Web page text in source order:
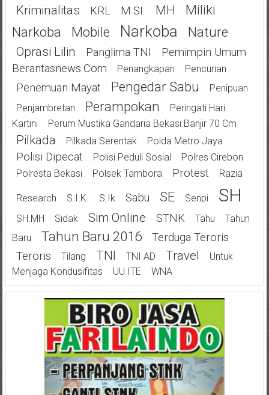
Kriminalitas KRL M.SI. MH
Miliki
Narkoba
Mobile Narkoba Nature
Oprasi Lilin Panglima TNI
Pemimpin Umum
Berantasnews.com
Penangkapan Pencurian
Penemuan Mayat Pengedar Sabu
Penipuan
Penjambretan
Perampokan
Peringati Hari
Kartini
Perum Mustika Gandaria Bekasi Banjir 70 Cm
Pilkada Pilkada Serentak Polda Metro Jaya
Polisi Dipecat Polisi Peduli Sosial
Polres Cirebon
Polresta Bekasi
Polsek Tambora Protest Razia
Research S.I.K. S.Ik Sabu SE Senpi SH
SH.MH Sidak Sim Online STNK Tahu
Tahun
Baru
Tahun Baru 2016
Terduga Teroris
Teroris
Tilang TNI TNI AD Travel
Untuk
Menjaga Kondusifitas
UU ITE WNA